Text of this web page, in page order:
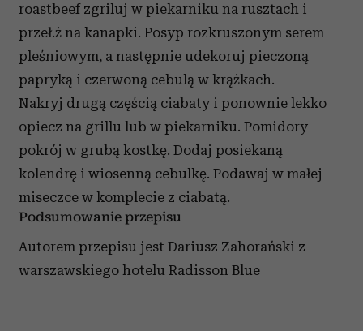
roastbeef zgriluj w piekarniku na rusztach i
przeł.ż na kanapki. Posyp rozkruszonym serem
pleśniowym, a następnie udekoruj pieczoną
papryką i czerwoną cebulą w krążkach.
Nakryj drugą częścią ciabaty i ponownie lekko
opiecz na grillu lub w piekarniku. Pomidory
pokrój w grubą kostkę. Dodaj posiekaną
kolendrę i wiosenną cebulkę. Podawaj w małej
miseczce w komplecie z ciabatą.
Podsumowanie przepisu
Autorem przepisu jest Dariusz Zahorański z
warszawskiego hotelu Radisson Blue